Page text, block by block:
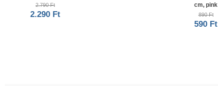
2.790 Ft
2.290 Ft
cm, pink
890 Ft
590 Ft